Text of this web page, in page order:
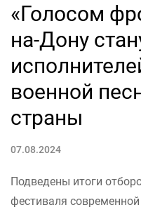
«Голосом
на-Дону
военной
страны
07.08.2024
Подведены итоги
фестиваля